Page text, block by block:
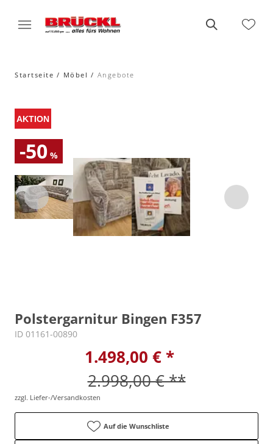
Startseite Möbel Angebote
-50 %
Polstergarnitur Bingen F357
ID 01161-00890
1.498,00 € *
2.998,00 € **
zzgl. Liefer-/Versandkosten
Auf die Wunschliste